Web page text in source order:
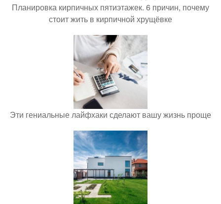
Планировка кирпичных пятиэтажек. 6 причин, почему
стоит жить в кирпичной хрущёвке
Эти гениальные лайфхаки сделают вашу жизнь проще